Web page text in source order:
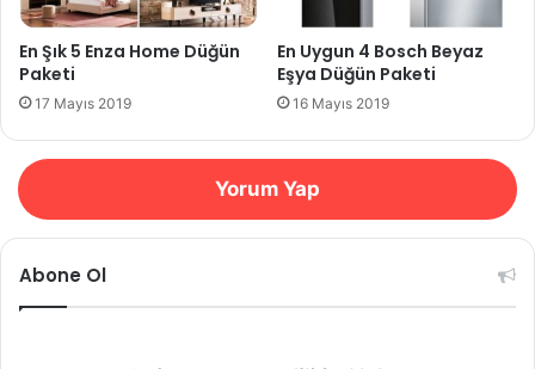
En Şık 5 Enza Home Düğün
Paketi
17 Mayıs 2019
En Uygun 4 Bosch Beyaz
Eşya Düğün Paketi
16 Mayıs 2019
Yorum Yap
Abone Ol